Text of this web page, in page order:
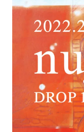
#Commune H
#ととけん
#LIFESTYLE
#SPORTS